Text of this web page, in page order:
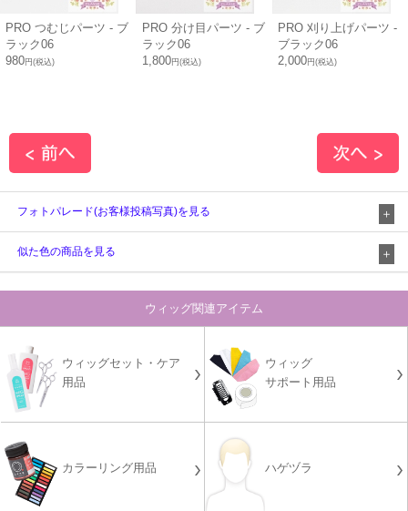
PRO つむじパーツ - ブ
ラック06
980円(税込)
PRO 分け目パーツ - ブ
ラック06
1,800円(税込)
PRO 刈り上げパーツ -
ブラック06
2,000円(税込)
フォトパレード(お客様投稿写真)を見る
似た色の商品を見る
ウィッグ関連アイテム
ウィッグセット・ケア
用品
ウィッグ
サポート用品
カラーリング用品 ハゲヅラ